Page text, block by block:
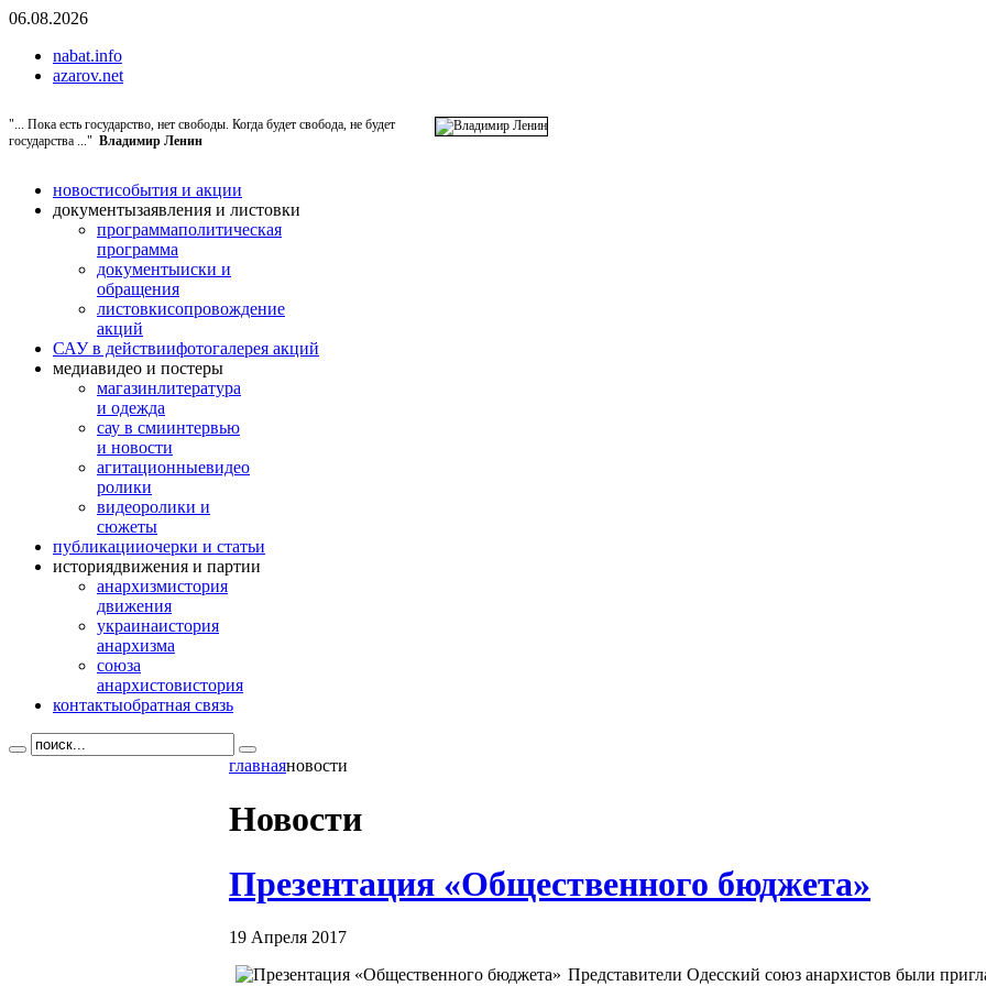
06.08.2026
nabat.info
azarov.net
"... Пока есть государство, нет свободы. Когда будет свобода, не будет
государства ..." Владимир Ленин
новостисобытия и акции
документызаявления и листовки
программаполитическая
программа
документыиски и
обращения
листовкисопровождение
акций
САУ в действиифотогалерея акций
медиавидео и постеры
магазинлитература
и одежда
сау в смиинтервью
и новости
агитационныевидео
ролики
видеоролики и
сюжеты
публикацииочерки и статьи
историядвижения и партии
анархизмистория
движения
украинаистория
анархизма
союза
анархистовистория
контактыобратная связь
главнаяновости
Новости
Презентация «Общественного бюджета»
19 Апреля 2017
Представители Одесский союз анархистов были